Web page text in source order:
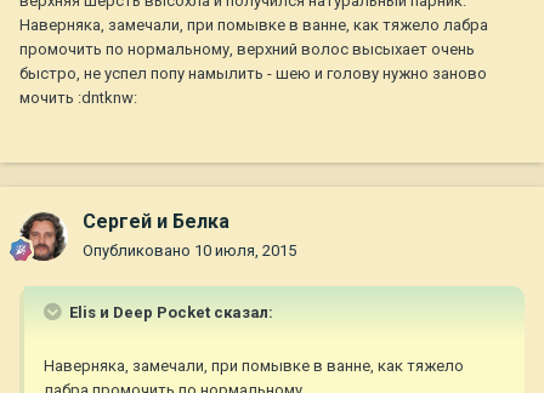
Наверняка, замечали, при помывке в ванне, как тяжело лабра
промочить по нормальному, верхний волос высыхает очень
быстро, не успел попу намылить - шею и голову нужно заново
мочить :dntknw:
Сергей и Белка
Опубликовано 10 июля, 2015
Elis и Deep Pocket сказал:
Наверняка, замечали, при помывке в ванне, как тяжело